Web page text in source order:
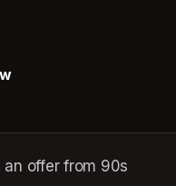
an offer from 90s